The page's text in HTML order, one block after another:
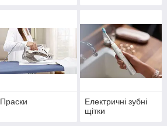
Праски
Електричні зубні
щітки